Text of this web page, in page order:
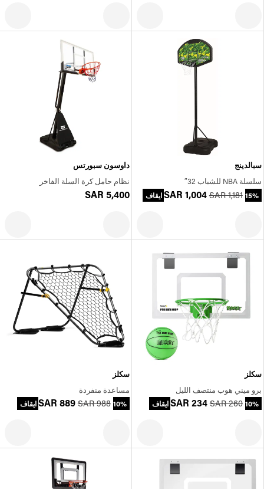
سبالدينج
سلسلة NBA للشباب 32″
SAR 1,004 SAR 1,181 15% ايقاف
داوسون سبورتس
نظام حامل كرة السلة الفاخر
SAR 5,400
سكلز
برو ميني هوب منتصف الليل
SAR 234 SAR 260 10% ايقاف
سكلز
مساعدة منفردة
SAR 889 SAR 988 10% ايقاف